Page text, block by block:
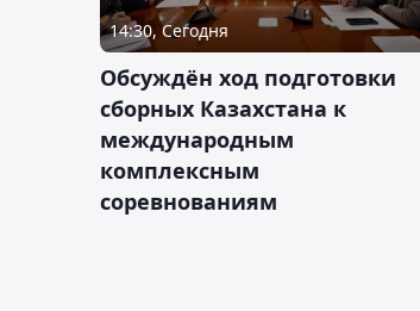
14:30, Сегодня
Обсуждён ход подготовки
сборных Казахстана к
международным
комплексным
соревнованиям